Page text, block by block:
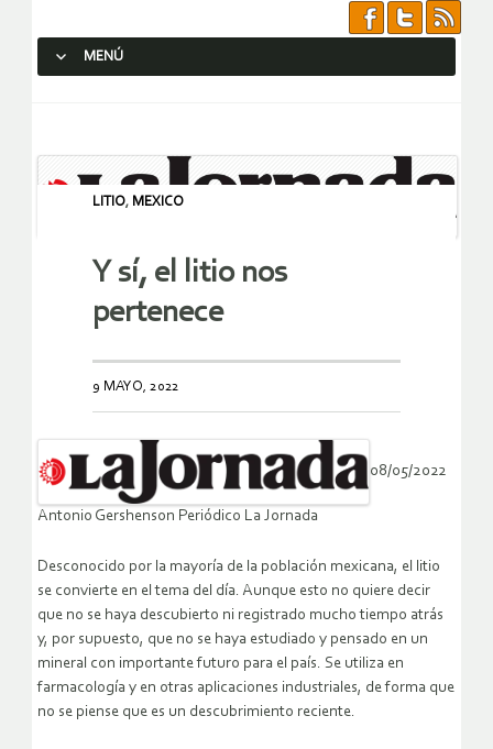
MENÚ
LITIO, MEXICO
Y sí, el litio nos
pertenece
9 MAYO, 2022
08/05/2022
Antonio Gershenson Periódico La Jornada
Desconocido por la mayoría de la población mexicana, el litio
se convierte en el tema del día. Aunque esto no quiere decir
que no se haya descubierto ni registrado mucho tiempo atrás
y, por supuesto, que no se haya estudiado y pensado en un
mineral con importante futuro para el país. Se utiliza en
farmacología y en otras aplicaciones industriales, de forma que
no se piense que es un descubrimiento reciente.